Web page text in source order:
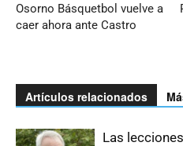
Osorno Básquetbol vuelve a
caer ahora ante Castro
Artículos relacionados
Las